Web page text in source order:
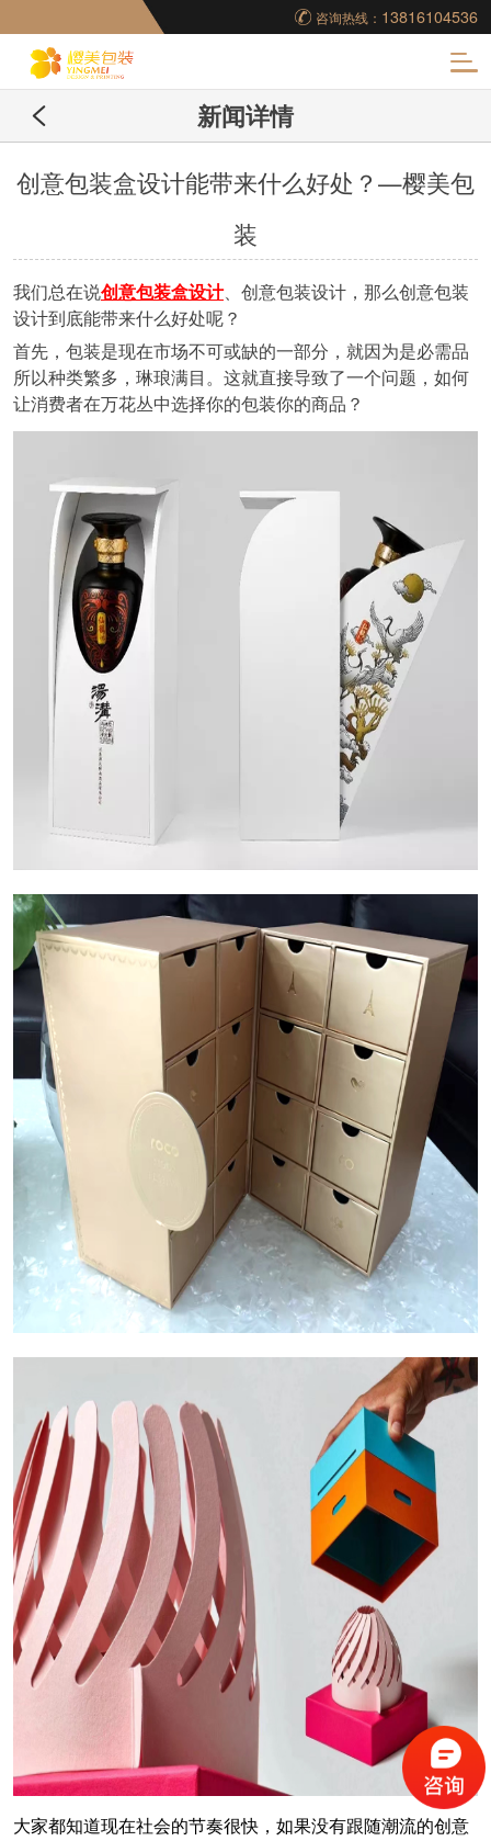
咨询热线： 13816104536
妆品包装盒工厂,高档
包装盒定制,创意包装
新闻详情
创意包装盒设计能带来什么好处？—樱美包
装
我们总在说创意包装盒设计、创意包装设计，那么创意包装
设计到底能带来什么好处呢？
首先，包装是现在市场不可或缺的一部分，就因为是必需品
所以种类繁多，琳琅满目。这就直接导致了一个问题，如何
让消费者在万花丛中选择你的包装你的商品？
大家都知道现在社会的节奏很快，如果没有跟随潮流的创意